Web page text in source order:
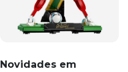
Novidades em